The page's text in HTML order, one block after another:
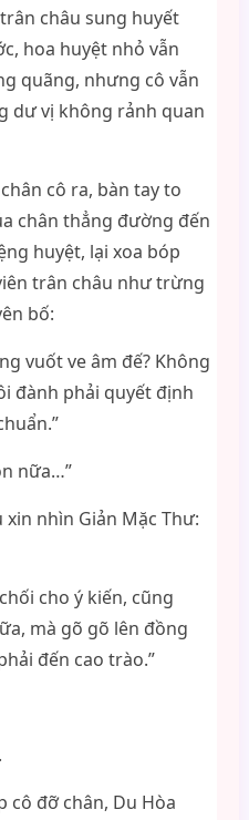
châu sung huyết
hoa huyệt nhỏ vẫn
quãng, nhưng cô vẫn
dư vị không rảnh quan
cô ra, bàn tay to
chân thẳng đường đến
huyệt, lại xoa bóp
trân châu như trừng
bố:
vuốt ve âm đế? Không
đành phải quyết định
nữa…”
nhìn Giản Mặc Thư:
cho ý kiến, cũng
mà gõ gõ lên đồng
đến cao trào.”
cô đỡ chân, Du Hòa